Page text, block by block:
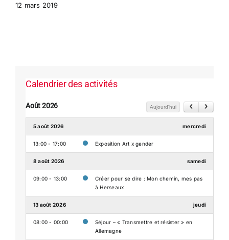
12 mars 2019
Calendrier des activités
Août 2026 Aujourd'hui
5 août 2026 mercredi
13:00 - 17:00 Exposition Art x gender
8 août 2026 samedi
09:00 - 13:00
Créer pour se dire : Mon chemin, mes pas
à Herseaux
13 août 2026 jeudi
08:00 - 00:00
Séjour – « Transmettre et résister » en
Allemagne